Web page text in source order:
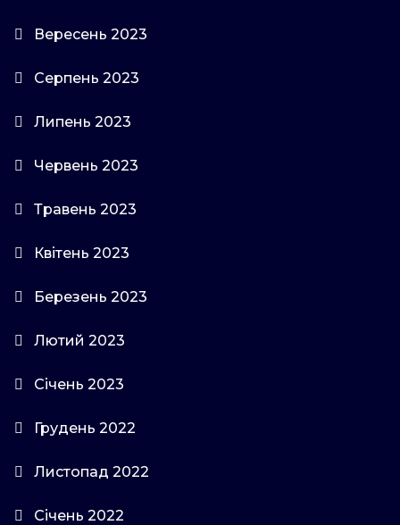
Вересень 2023
Серпень 2023
Липень 2023
Червень 2023
Травень 2023
Квітень 2023
Березень 2023
Лютий 2023
Січень 2023
Грудень 2022
Листопад 2022
Січень 2022